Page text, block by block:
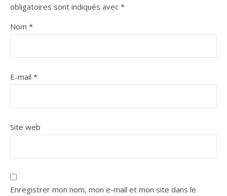
obligatoires sont indiqués avec *
Nom *
E-mail *
Site web
Enregistrer mon nom, mon e-mail et mon site dans le